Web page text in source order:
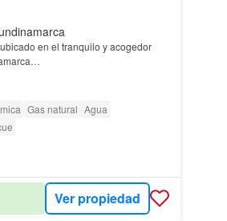
en el tranquilo y acogedor
Gas natural Agua
Ver propiedad